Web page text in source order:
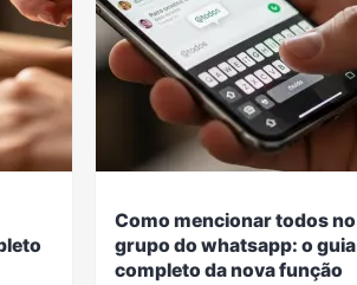
Como mencionar todos no
grupo do whatsapp: o guia
completo da nova função